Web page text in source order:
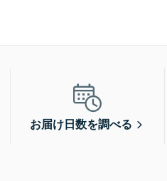
お届け日数を調べる